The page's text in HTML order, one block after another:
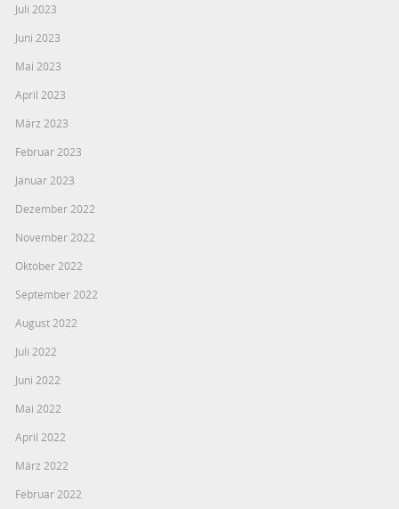
Juli 2023
Juni 2023
Mai 2023
April 2023
März 2023
Februar 2023
Januar 2023
Dezember 2022
November 2022
Oktober 2022
September 2022
August 2022
Juli 2022
Juni 2022
Mai 2022
April 2022
März 2022
Februar 2022